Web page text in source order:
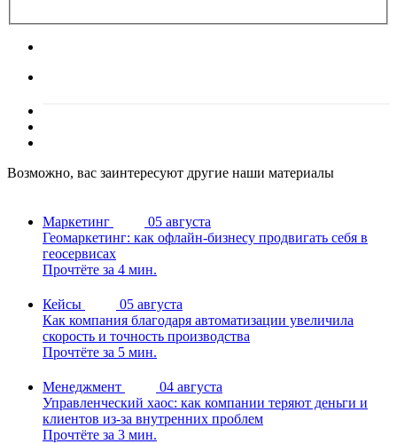
Возможно, вас заинтересуют другие наши материалы
Маркетинг
05 августа
Геомаркетинг: как офлайн-бизнесу продвигать себя в
геосервисах
Прочтёте за 4 мин.
Кейсы
05 августа
Как компания благодаря автоматизации увеличила
скорость и точность производства
Прочтёте за 5 мин.
Менеджмент
04 августа
Управленческий хаос: как компании теряют деньги и
клиентов из-за внутренних проблем
Прочтёте за 3 мин.